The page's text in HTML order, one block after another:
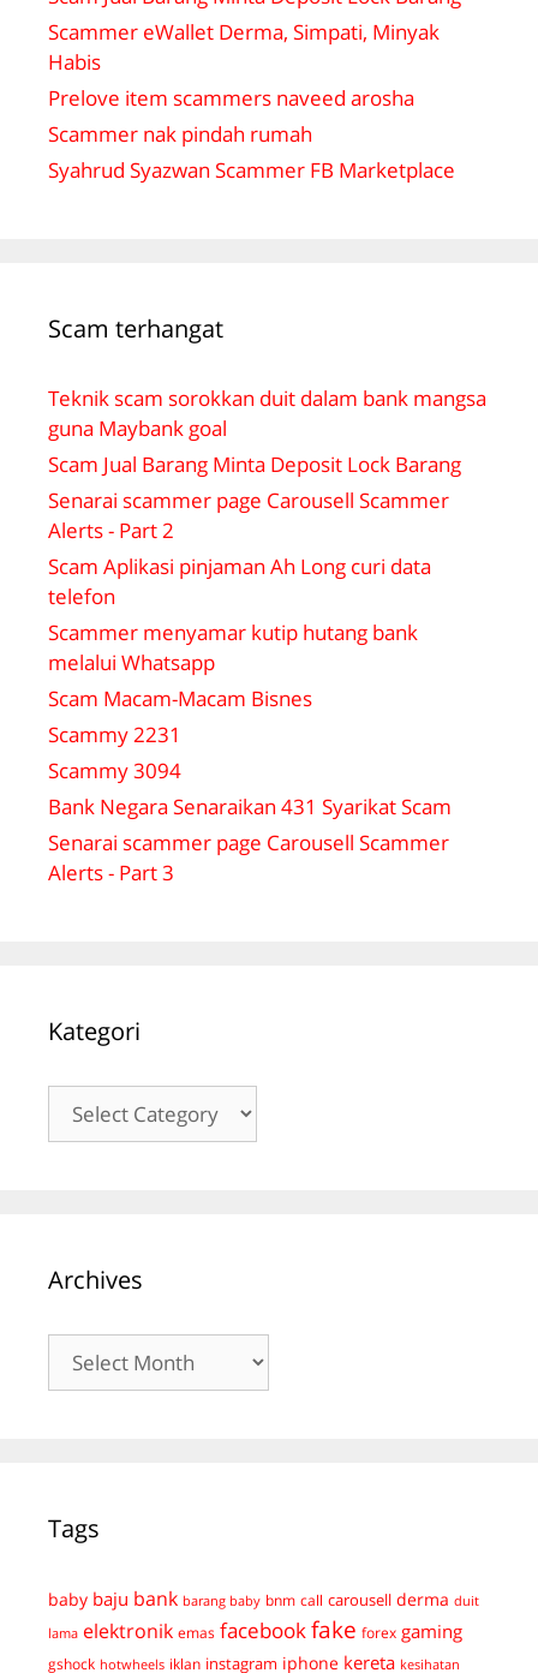
Scammer eWallet Derma, Simpati, Minyak
Habis
Prelove item scammers naveed arosha
Scammer nak pindah rumah
Syahrud Syazwan Scammer FB Marketplace
Scam terhangat
Teknik scam sorokkan duit dalam bank mangsa
guna Maybank goal
Scam Jual Barang Minta Deposit Lock Barang
Senarai scammer page Carousell Scammer
Alerts - Part 2
Scam Aplikasi pinjaman Ah Long curi data
telefon
Scammer menyamar kutip hutang bank
melalui Whatsapp
Scam Macam-Macam Bisnes
Scammy 2231
Scammy 3094
Bank Negara Senaraikan 431 Syarikat Scam
Senarai scammer page Carousell Scammer
Alerts - Part 3
Kategori
Archives
Tags
baby baju bank barang baby bnm call carousell derma duit
lama elektronik emas facebook fake forex gaming
gshock hotwheels iklan instagram iphone kereta kesihatan